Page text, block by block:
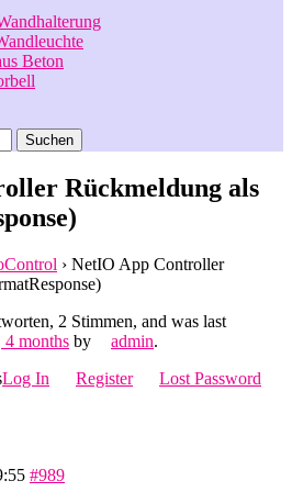
Beton
Rückmeldung als
› NetIO App Controller
2 Stimmen, and was last
4 months by admin.
Log In
Register Lost Password
#989